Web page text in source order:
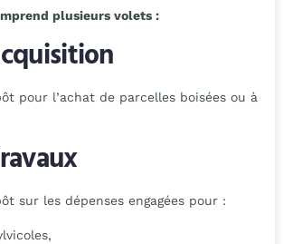
plusieurs volets :
pour l’achat de parcelles boisées ou à
sur les dépenses engagées pour :